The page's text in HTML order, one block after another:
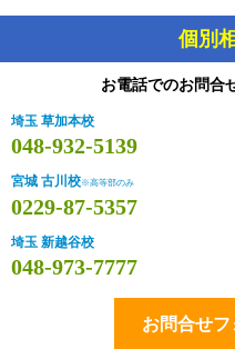
個別
お電話でのお問合
埼玉 草加本校
048-932-5139
宮城 古川校※高等部のみ
0229-87-5357
埼玉 新越谷校
048-973-7777
お問合せ